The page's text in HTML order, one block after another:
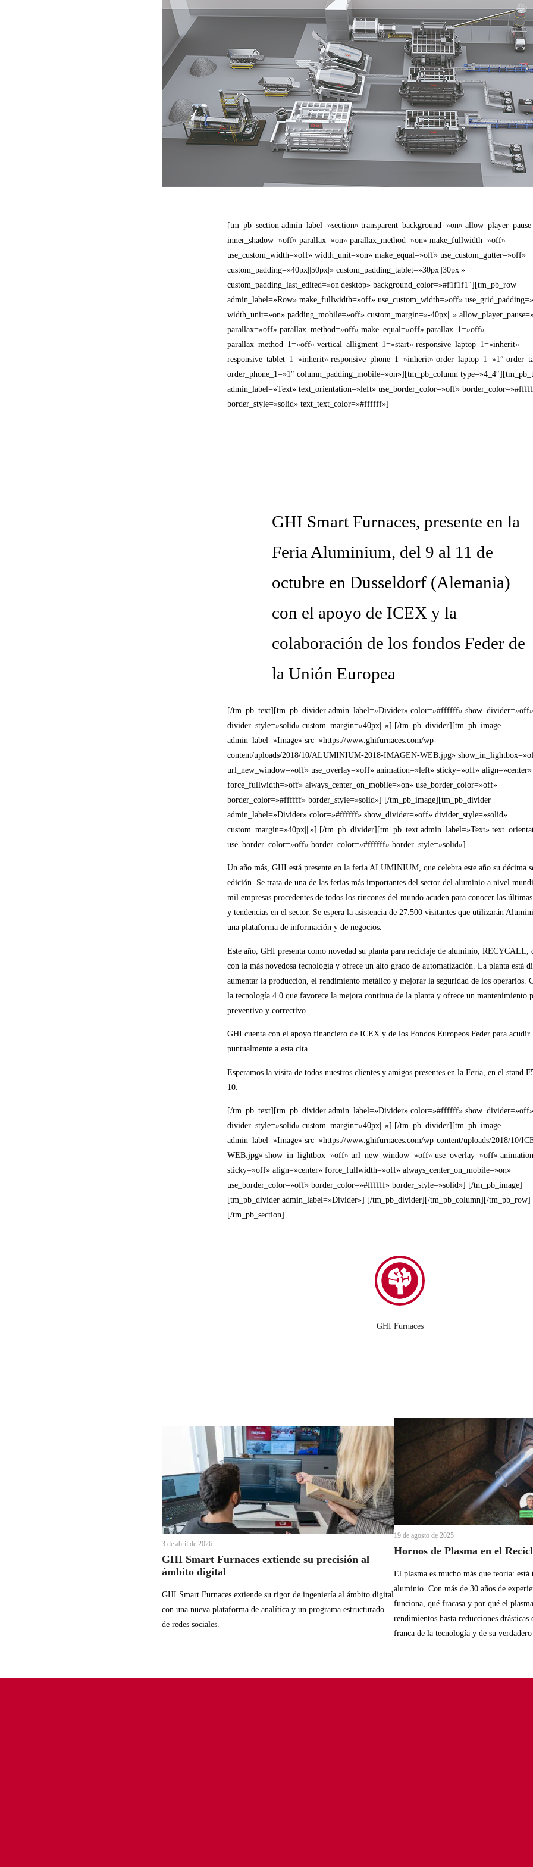
[tm_pb_section admin_label=»section» transparent_background=»on»
inner_shadow=»off» parallax=»on» parallax_method=»on» make_fullwidth=»off»
use_custom_width=»off» width_unit=»on» make_equal=»off» use_custom_gutter=»off»
custom_padding=»40px||50px|» custom_padding_tablet=»30px||30px|»
custom_padding_last_edited=»on|desktop» background_color=»#f1f1f1″][tm_pb_row
admin_label=»Row» make_fullwidth=»off» use_custom_width=»off»
width_unit=»on» padding_mobile=»off» custom_margin=»-40px|||»
parallax=»off» parallax_method=»off» make_equal=»off» parallax_1=»off»
parallax_method_1=»off» vertical_alligment_1=»start» responsive_laptop_1=»inherit»
responsive_tablet_1=»inherit» responsive_phone_1=»inherit» order_laptop_1=»1″
order_phone_1=»1″ column_padding_mobile=»on»][tm_pb_column
admin_label=»Text» text_orientation=»left» use_border_color=»off»
border_style=»solid» text_text_color=»#ffffff»]
GHI Smart Furnaces, presente en la
Feria Aluminium, del 9 al 11 de
octubre en Dusseldorf (Alemania)
con el apoyo de ICEX y la
colaboración de los fondos Feder de
la Unión Europea
[/tm_pb_text][tm_pb_divider admin_label=»Divider» color=»#ffffff» show_divider=»off»
divider_style=»solid» custom_margin=»40px|||»] [/tm_pb_divider][tm_pb_image
admin_label=»Image» src=»https://www.ghifurnaces.com/wp-
content/uploads/2018/10/ALUMINIUM-2018-IMAGEN-WEB.jpg»
url_new_window=»off» use_overlay=»off» animation=»left» sticky=»off» align=»center»
force_fullwidth=»off» always_center_on_mobile=»on» use_border_color=»off»
border_color=»#ffffff» border_style=»solid»] [/tm_pb_image][tm_pb_divider
admin_label=»Divider» color=»#ffffff» show_divider=»off» divider_style=»solid»
custom_margin=»40px|||»] [/tm_pb_divider][tm_pb_text admin_label=»Text»
use_border_color=»off» border_color=»#ffffff» border_style=»solid»]
Un año más, GHI está presente en la feria ALUMINIUM, que celebra este año su décima
edición. Se trata de una de las ferias más importantes del sector del aluminio a nivel
mil empresas procedentes de todos los rincones del mundo acuden para conocer las
y tendencias en el sector. Se espera la asistencia de 27.500 visitantes que utilizarán
una plataforma de información y de negocios.
Este año, GHI presenta como novedad su planta para reciclaje de aluminio, RECYCALL,
con la más novedosa tecnología y ofrece un alto grado de automatización. La planta está
aumentar la producción, el rendimiento metálico y mejorar la seguridad de los operarios.
la tecnología 4.0 que favorece la mejora continua de la planta y ofrece un mantenimiento
preventivo y correctivo.
GHI cuenta con el apoyo financiero de ICEX y de los Fondos Europeos Feder para acudir
puntualmente a esta cita.
Esperamos la visita de todos nuestros clientes y amigos presentes en la Feria, en el stand
10.
[/tm_pb_text][tm_pb_divider admin_label=»Divider» color=»#ffffff» show_divider=»off»
divider_style=»solid» custom_margin=»40px|||»] [/tm_pb_divider][tm_pb_image
admin_label=»Image» src=»https://www.ghifurnaces.com/wp-content/uploads/2018/10/
WEB.jpg» show_in_lightbox=»off» url_new_window=»off» use_overlay=»off»
sticky=»off» align=»center» force_fullwidth=»off» always_center_on_mobile=»on»
use_border_color=»off» border_color=»#ffffff» border_style=»solid»] [/tm_pb_image]
[tm_pb_divider admin_label=»Divider»] [/tm_pb_divider][/tm_pb_column][/tm_pb_row]
[/tm_pb_section]
GHI Furnaces
3 de abril de 2026
GHI Smart Furnaces extiende su precisión al
ámbito digital
GHI Smart Furnaces extiende su rigor de ingeniería al ámbito digital
con una nueva plataforma de analítica y un programa estructurado
de redes sociales.
19 de agosto de 2025
Hornos de Plasma en el
El plasma es mucho más que teoría:
aluminio. Con más de 30 años de
funciona, qué fracasa y por qué el
rendimientos hasta reducciones drásticas
franca de la tecnología y de su